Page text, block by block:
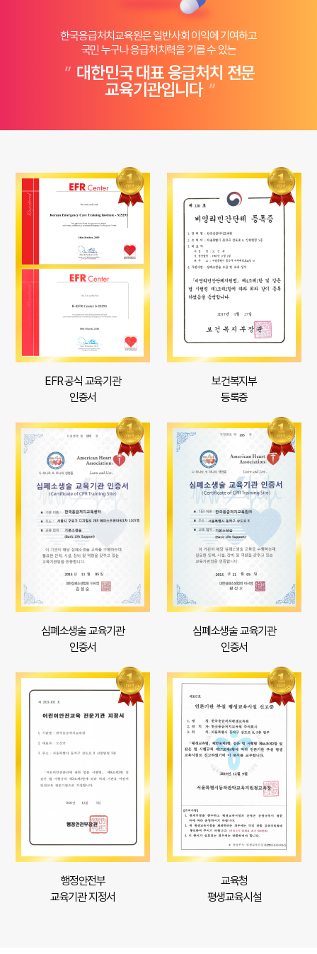
한국응급처치교육원은 일반사회 이익에 기여하고
국민 누구나 응급처치력을 기를 수 있는
" 대한민국 대표 응급처치 전문
교육기관입니다 "
EFR 공식 교육기관
인증서
보건복지부
등록증
심폐소생술 교육기관
인증서
심폐소생술 교육기관
인증서
행정안전부
교육기관 지정서
교육청
평생교육시설